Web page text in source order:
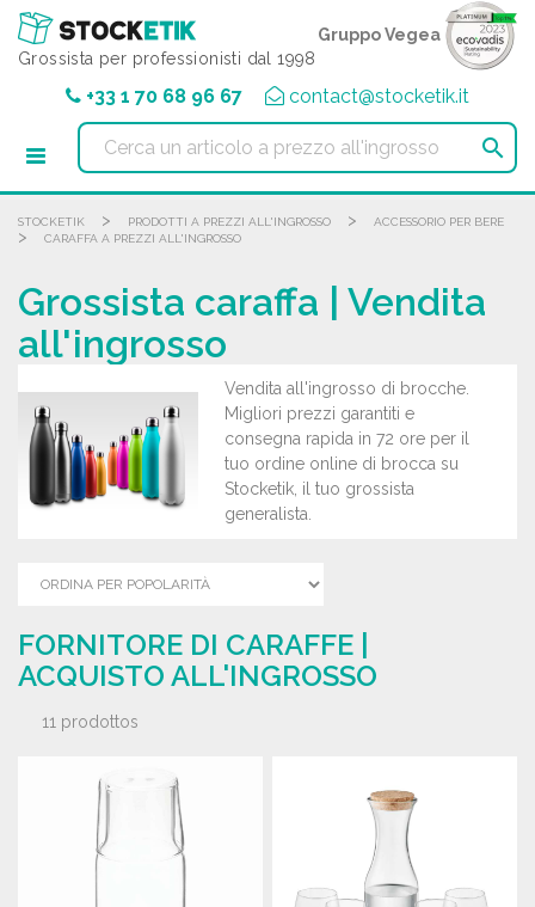
Grossista per professionisti dal 1998
Gruppo Vegea
+33 1 70 68 96 67 contact@stocketik.it

STOCKETIK > PRODOTTI A PREZZI ALL'INGROSSO > ACCESSORIO PER BERE
> CARAFFA A PREZZI ALL'INGROSSO
Grossista caraffa | Vendita
all'ingrosso
Vendita all'ingrosso di brocche.
Migliori prezzi garantiti e
consegna rapida in 72 ore per il
tuo ordine online di brocca su
Stocketik, il tuo grossista
generalista.
FORNITORE DI CARAFFE |
ACQUISTO ALL'INGROSSO
11 prodottos
Pannello di gestione dei cookies